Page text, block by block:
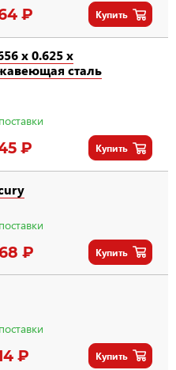
₽ Купить
x 0.625 x
сталь
₽ Купить
₽ Купить
₽ Купить